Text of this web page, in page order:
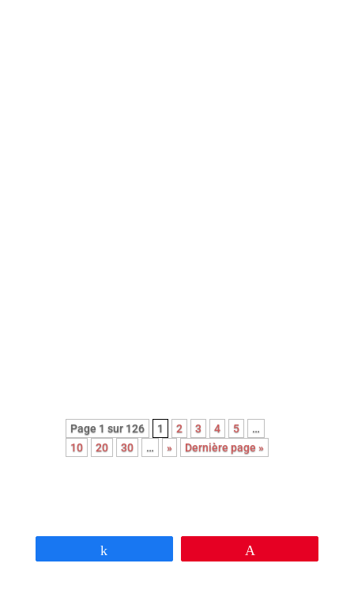
Page 1 sur 126 1 2 3 4 5
…
10
20 30 … » Dernière page »